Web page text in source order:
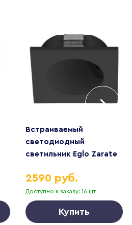
Встраиваемый
светодиодный
светильник Eglo Zarate
Доступно к заказу: 16 шт.
2590 руб.
Купить